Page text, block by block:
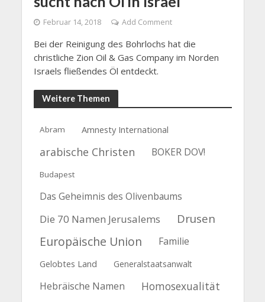
Februar 14, 2018 Add Comment
Bei der Reinigung des Bohrlochs hat die
christliche Zion Oil & Gas Company im Norden
Israels fließendes Öl entdeckt.
Weitere Themen
Abram Amnesty International
arabische Christen BOKER DOV!
Budapest
Das Geheimnis des Olivenbaums
Die 70 Namen Jerusalems Drusen
Europäische Union Familie
Gelobtes Land Generalstaatsanwalt
Hebräische Namen Homosexualität